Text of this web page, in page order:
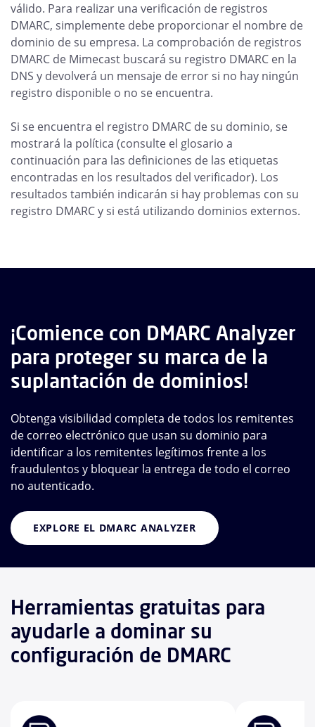
válido. Para realizar una verificación de registros
DMARC, simplemente debe proporcionar el nombre de
dominio de su empresa. La comprobación de registros
DMARC de Mimecast buscará su registro DMARC en la
DNS y devolverá un mensaje de error si no hay ningún
registro disponible o no se encuentra.
Si se encuentra el registro DMARC de su dominio, se
mostrará la política (consulte el glosario a
continuación para las definiciones de las etiquetas
encontradas en los resultados del verificador). Los
resultados también indicarán si hay problemas con su
registro DMARC y si está utilizando dominios externos.
¡Comience con DMARC Analyzer
para proteger su marca de la
suplantación de dominios!
Obtenga visibilidad completa de todos los remitentes
de correo electrónico que usan su dominio para
identificar a los remitentes legítimos frente a los
fraudulentos y bloquear la entrega de todo el correo
no autenticado.
EXPLORE EL DMARC ANALYZER
Herramientas gratuitas para
ayudarle a dominar su
configuración de DMARC